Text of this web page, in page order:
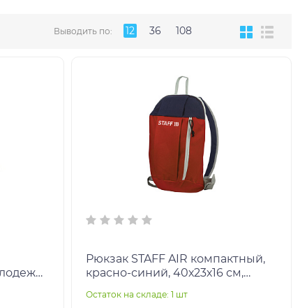
Выводить по: 12 36 108
Рюкзак STAFF AIR компактный,
красно-синий, 40х23х16 см,
Остаток на складе: 1 шт